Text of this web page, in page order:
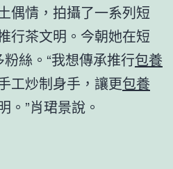
偶情，拍攝了一系列短
行茶文明。今朝她在短
絲。“我想傳承推行包養
工炒制身手，讓更包養
。”肖珺景說。